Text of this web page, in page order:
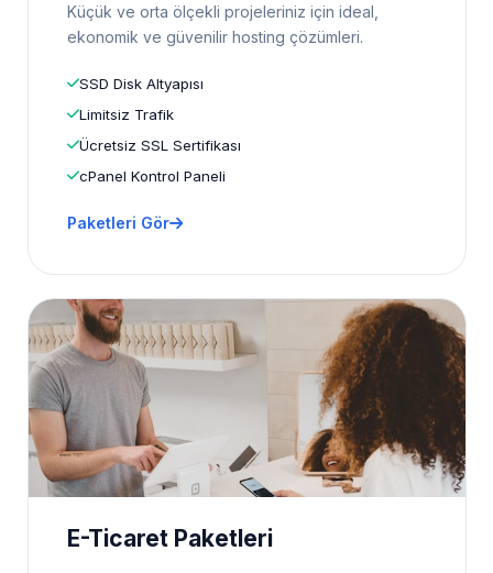
Küçük ve orta ölçekli projeleriniz için ideal,
ekonomik ve güvenilir hosting çözümleri.
SSD Disk Altyapısı
Limitsiz Trafik
Ücretsiz SSL Sertifikası
cPanel Kontrol Paneli
Paketleri Gör
E-Ticaret Paketleri